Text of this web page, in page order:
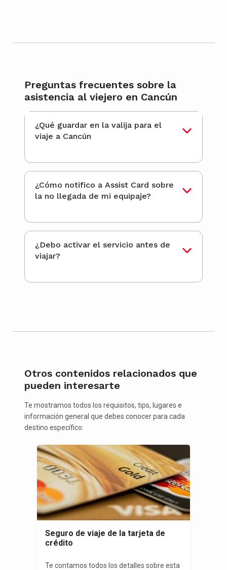
Preguntas frecuentes sobre la
asistencia al viejero en Cancún
¿Qué guardar en la valija para el
viaje a Cancún
¿Cómo notifico a Assist Card sobre
la no llegada de mi equipaje?
¿Debo activar el servicio antes de
viajar?
Otros contenidos relacionados que
pueden interesarte
Te mostramos todos los requisitos, tips, lugares e
información general que debes conocer para cada
destino específico:
Seguro de viaje de la tarjeta de
crédito
Te contamos todos los detalles sobre esta